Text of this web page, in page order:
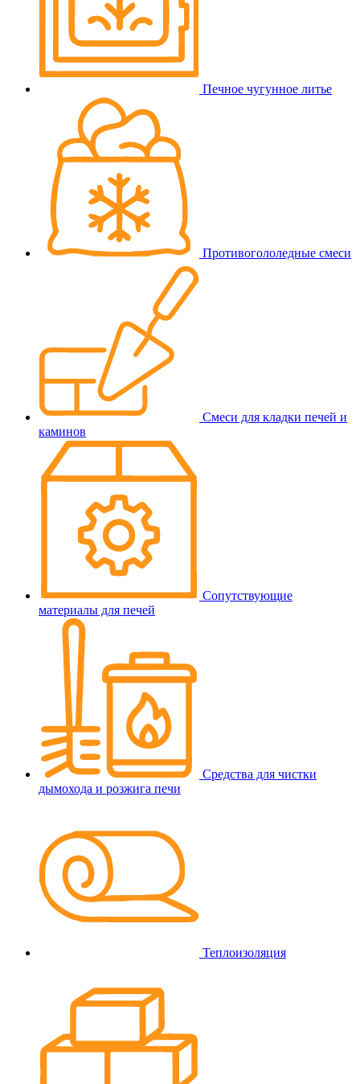
Печное чугунное литье
Противогололедные смеси
Смеси для кладки печей и
каминов
Сопутствующие
материалы для печей
Средства для чистки
дымохода и розжига печи
Теплоизоляция